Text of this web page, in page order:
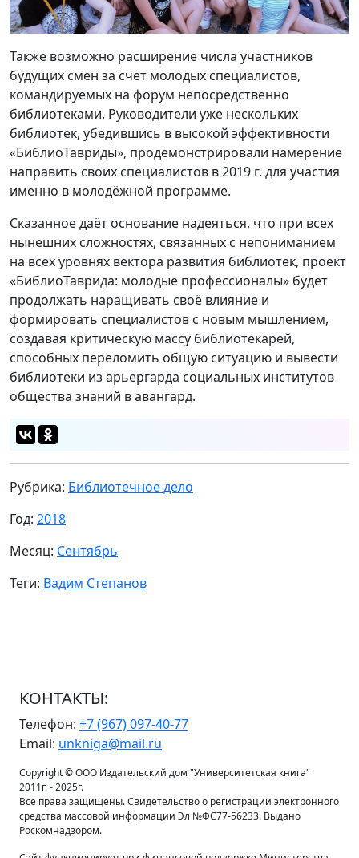
Также возможно расширение числа участников
будущих смен за счёт молодых специалистов,
командируемых на форум непосредственно
библиотеками. Руководители уже нескольких
библиотек, убедившись в высокой эффективности
«БиблиоТавриды», продемонстрировали намерение
направить своих специалистов в 2019 г. для участия
именно в молодёжной программе.
Сказанное даёт основание надеяться, что при всех
нынешних сложностях, связанных с непониманием
на всех уровнях вектора развития библиотек, проект
«БиблиоТаврида: молодые профессионалы» будет
продолжать наращивать своё влияние и
формировать специалистов с новым мышлением,
создавая критическую массу библиотекарей,
способных переломить общую ситуацию и вывести
библиотеки из арьергарда социальных институтов
общества знаний в авангард.
Рубрика: Библиотечное дело
Год: 2018
Месяц: Сентябрь
Теги: Вадим Степанов
КОНТАКТЫ:
Телефон: +7 (967) 097-40-77
Email: unkniga@mail.ru
Copyright © ООО Издательский дом "Университетская книга"
2011г. - 2025г.
Все права защищены. Свидетельство о регистрации электронного
средства массовой информации Эл №ФС77-56233. Выдано
Роскомнадзором.